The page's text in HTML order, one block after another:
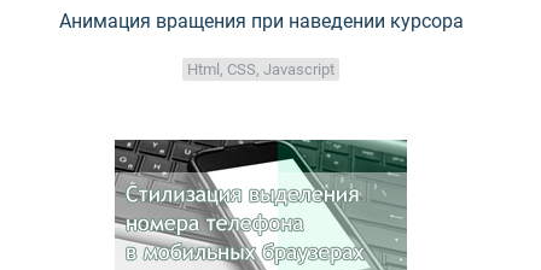
Анимация вращения при наведении курсора
Html, CSS, Javascript